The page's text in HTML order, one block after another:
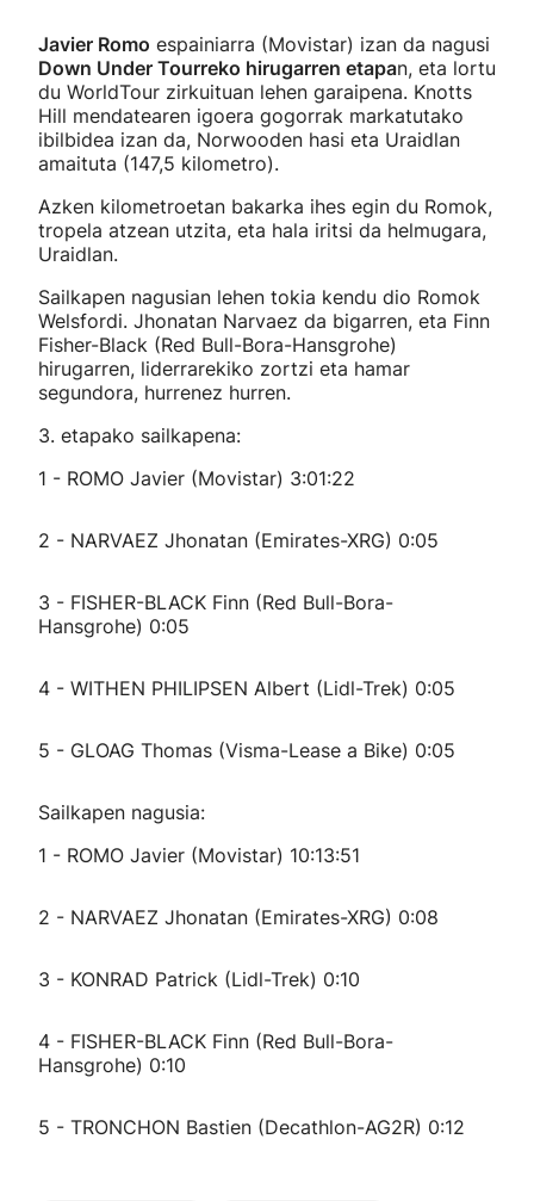
Javier Romo espainiarra (Movistar) izan da nagusi
Down Under Tourreko hirugarren etapan, eta lortu
du WorldTour zirkuituan lehen garaipena. Knotts
Hill mendatearen igoera gogorrak markatutako
ibilbidea izan da, Norwooden hasi eta Uraidlan
amaituta (147,5 kilometro).
Azken kilometroetan bakarka ihes egin du Romok,
tropela atzean utzita, eta hala iritsi da helmugara,
Uraidlan.
Sailkapen nagusian lehen tokia kendu dio Romok
Welsfordi. Jhonatan Narvaez da bigarren, eta Finn
Fisher-Black (Red Bull-Bora-Hansgrohe)
hirugarren, liderrarekiko zortzi eta hamar
segundora, hurrenez hurren.
3. etapako sailkapena:
1 - ROMO Javier (Movistar) 3:01:22
2 - NARVAEZ Jhonatan (Emirates-XRG) 0:05
3 - FISHER-BLACK Finn (Red Bull-Bora-
Hansgrohe) 0:05
4 - WITHEN PHILIPSEN Albert (Lidl-Trek) 0:05
5 - GLOAG Thomas (Visma-Lease a Bike) 0:05
Sailkapen nagusia:
1 - ROMO Javier (Movistar) 10:13:51
2 - NARVAEZ Jhonatan (Emirates-XRG) 0:08
3 - KONRAD Patrick (Lidl-Trek) 0:10
4 - FISHER-BLACK Finn (Red Bull-Bora-
Hansgrohe) 0:10
5 - TRONCHON Bastien (Decathlon-AG2R) 0:12